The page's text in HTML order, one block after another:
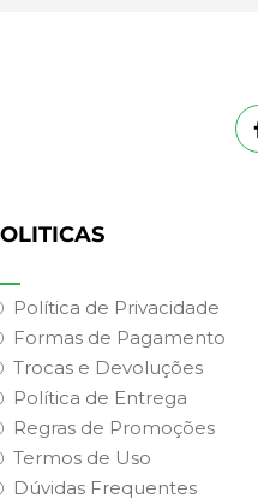
Política de Privacidade
Formas de Pagamento
Trocas e Devoluções
Política de Entrega
Regras de Promoções
Termos de Uso
Dúvidas Frequentes